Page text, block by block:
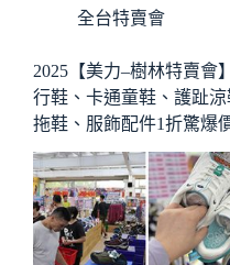
全台特賣會
2025【美力–樹林特賣會
行鞋、卡通童鞋、護趾
拖鞋、服飾配件1折驚爆